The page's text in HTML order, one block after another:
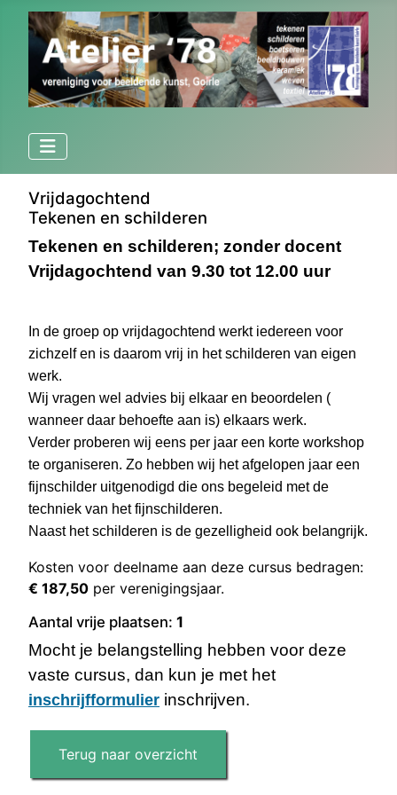
Vrijdagochtend
Tekenen en schilderen
Tekenen en schilderen; zonder docent
Vrijdagochtend van 9.30 tot 12.00 uur
In de groep op vrijdagochtend werkt iedereen voor
zichzelf en is daarom vrij in het schilderen van eigen
werk.
Wij vragen wel advies bij elkaar en beoordelen (
wanneer daar behoefte aan is) elkaars werk.
Verder proberen wij eens per jaar een korte workshop
te organiseren. Zo hebben wij het afgelopen jaar een
fijnschilder uitgenodigd die ons begeleid met de
techniek van het fijnschilderen.
Naast het schilderen is de gezelligheid ook belangrijk.
Kosten voor deelname aan deze cursus bedragen:
€ 187,50 per verenigingsjaar.
Aantal vrije plaatsen: 1
Mocht je belangstelling hebben voor deze
vaste cursus, dan kun je met het
inschrijfformulier inschrijven.